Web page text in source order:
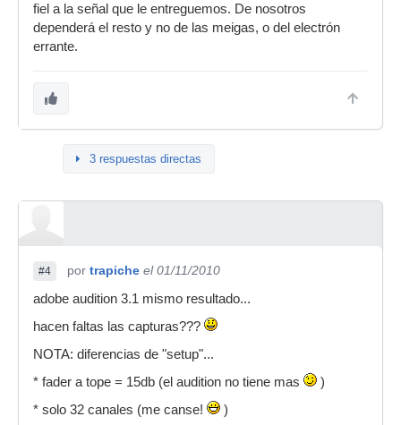
fiel a la señal que le entreguemos. De nosotros
dependerá el resto y no de las meigas, o del electrón
errante.
3 respuestas directas
#4 por trapiche el 01/11/2010
adobe audition 3.1 mismo resultado...
hacen faltas las capturas???
NOTA: diferencias de "setup"...
* fader a tope = 15db (el audition no tiene mas
)
* solo 32 canales (me canse!
)